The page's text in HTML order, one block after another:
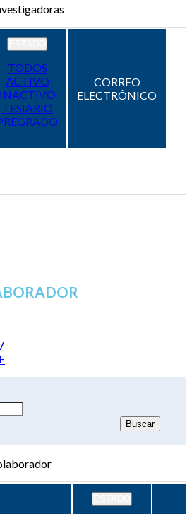
TODOS
ACTIVO
INACTIVO
TESIARIO
CORREO
ELECTRÓNICO